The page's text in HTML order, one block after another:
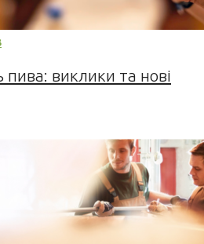
виклики та нові